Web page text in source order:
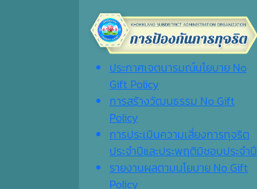
ประกาศเจตนารมณ์นโยบาย No
Gift Policy
การสร้างวัฒนธรรม No Gift
Policy
การประเมินความเสี่ยงการทุจริต
ประจำปีและประพฤติมิชอบประจำปี
รายงานผลตามนโยบาย No Gift
Policy